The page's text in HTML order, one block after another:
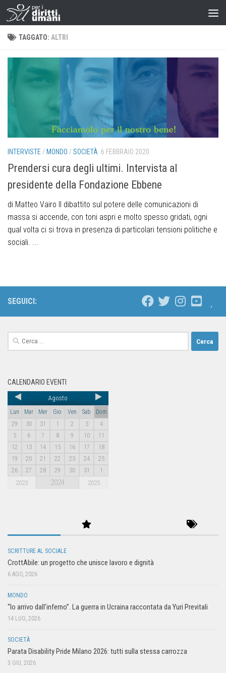
TAGGATO: ALTRI
INTERVISTE / MONDO /SOCIETÀ 6 FEBBRAIO 2020
Prendersi cura degli ultimi. Intervista al
presidente della Fondazione Ebbene
di Matteo Vairo Il dibattito sul potere delle comunicazioni di
massa si accende, con toni aspri e molto spesso gridati, ogni
qual volta ci si trova in presenza di particolari tensioni politiche e
sociali. ...
SEGUICI:
CALENDARIO EVENTI
Agosto
Lun Mar Mer Gio Ven Sab
Dom
29
30 31 1 2 3
4
5
6 7 8 9 10
11
12
13 14 15 16 17
18
19
20 21 22 23 24
25
26
27 28 29 30 31 1
2023 2024 2025
SCRITTURE AL SOCIALE
CrottAbile: un progetto che unisce lavoro e dignità
6 AGO, 2026
MONDO
“Io arrivo dall’inferno”. La guerra in Ucraina raccontata da Yuri Previtali
14 LUG, 2026
SOCIETÀ
Parata Disability Pride Milano 2026: tutti sulla stessa carrozza
3 GIU, 2026